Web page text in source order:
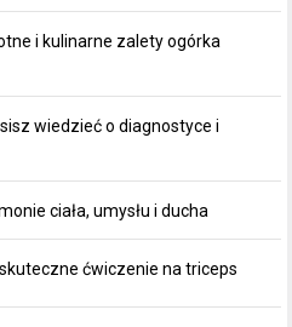
i kulinarne zalety ogórka
wiedzieć o diagnostyce i
ciała, umysłu i ducha
ćwiczenie na triceps